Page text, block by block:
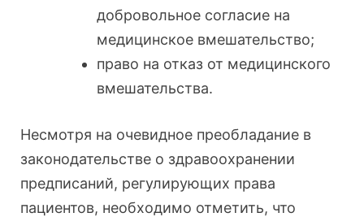
добровольное согласие на
медицинское вмешательство;
право на отказ от медицинского
вмешательства.
Несмотря на очевидное преобладание в
законодательстве о здравоохранении
предписаний, регулирующих права
пациентов, необходимо отметить, что